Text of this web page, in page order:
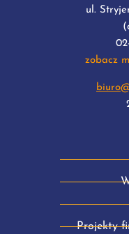
ul.
zobacz
Projekty